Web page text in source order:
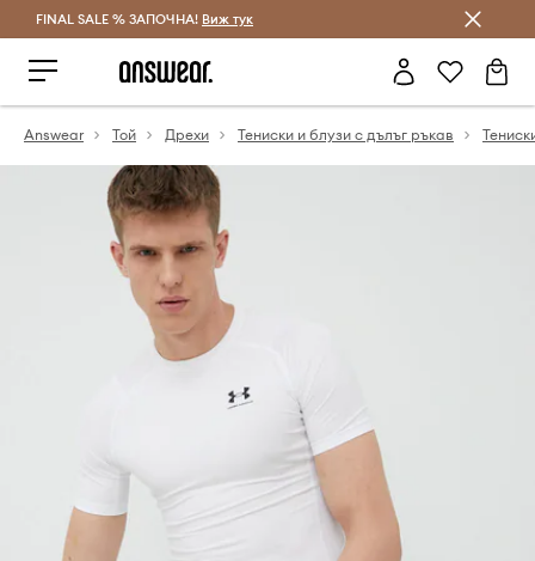
Спестявай с Answear Club
FINAL SALE % ЗАПОЧНА! Виж тук
Answear Той Дрехи Тениски и блузи с дълъг ръкав